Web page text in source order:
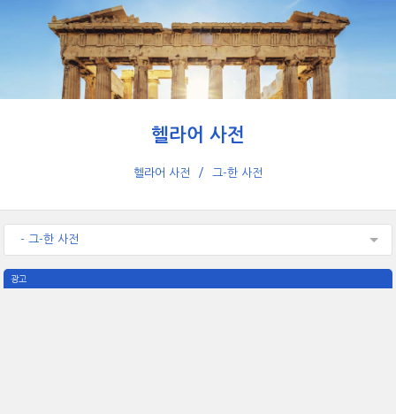
헬라어 사전
헬라어 사전 그-한 사전
- 그-한 사전
광고